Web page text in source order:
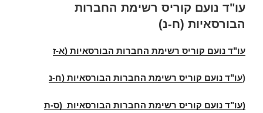
עו"ד נועם קוריס רשימת החברות
הבורסאיות (ח-נ)
עו"ד נועם קוריס רשימת החברות הבורסאיות (א-ז
עו"ד נועם קוריס רשימת החברות הבורסאיות (ח-נ
(עו"ד נועם קוריס רשימת החברות הבורסאיות (ס-ת